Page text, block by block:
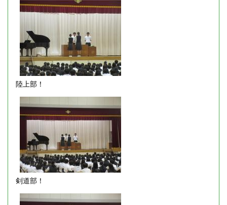
陸上部！
剣道部！